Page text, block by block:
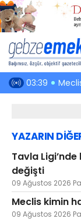
hakkı! 03:39
YAZARIN
Tavla
değişti
09 Ağustos 2026
Meclis kimin
09 Ağustos 2026